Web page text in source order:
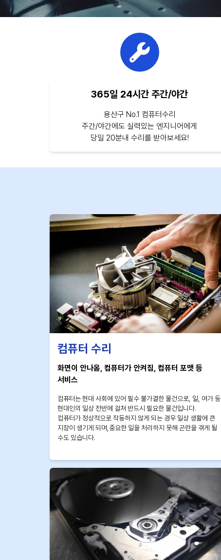
365일 24시간 주간/야간
용산구 No.1 컴퓨터수리
주간/야간에도 실력있는 엔지니어에게
당일 20분내 수리를 받아보세요!
컴퓨터 수리
화면이 안나옴, 컴퓨터가 안켜짐, 컴퓨터 포맷 등
서비스
컴퓨터는 현대 사회에 있어 필수 불가결한 물건으로, 일, 여가 등
현대인의 일상 전반에 걸쳐 반드시 필요한 물건입니다.
컴퓨터가 정상적으로 작동하지 않게 되는 경우 일상 생활에 큰
지장이 생기게 되며,중요한 일을 처리하지 못해 곤란을 겪게 될
수도 있습니다.